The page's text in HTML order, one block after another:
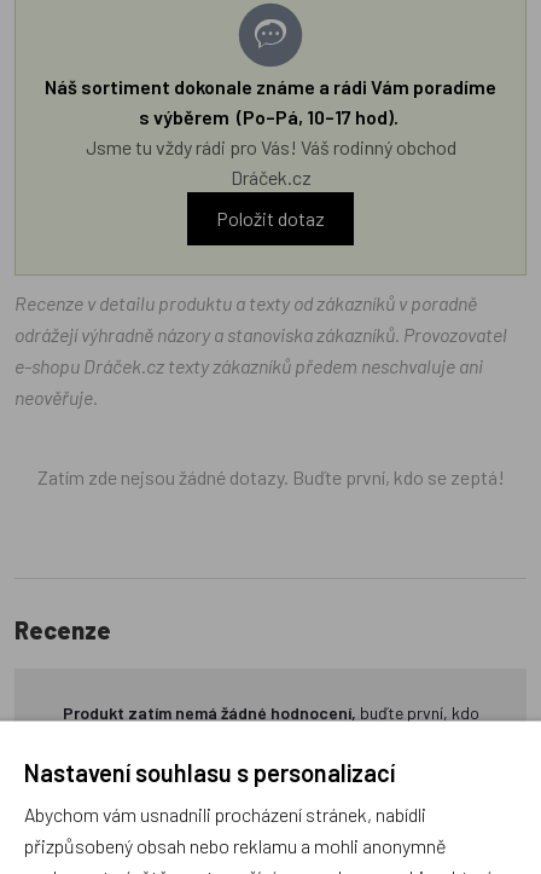
Náš sortiment dokonale známe a rádi Vám poradíme
s výběrem (Po–Pá, 10–17 hod).
Jsme tu vždy rádi pro Vás! Váš rodinný obchod
Dráček.cz
Položit dotaz
Recenze v detailu produktu a texty od zákazníků v poradně
odrážejí výhradně názory a stanoviska zákazníků. Provozovatel
e-shopu Dráček.cz texty zákazníků předem neschvaluje ani
neověřuje.
Zatím zde nejsou žádné dotazy. Buďte první, kdo se zeptá!
Recenze
Produkt zatím nemá žádné hodnocení, buďte první, kdo
Nastavení souhlasu s personalizací
Abychom vám usnadnili procházení stránek, nabídli
přizpůsobený obsah nebo reklamu a mohli anonymně